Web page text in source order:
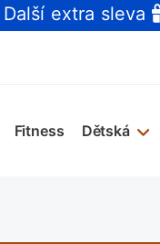
extra sleva
Fitness Dětská